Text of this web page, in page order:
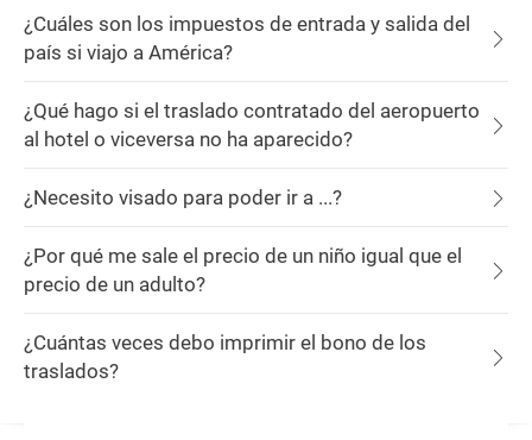
¿Cuáles son los impuestos de entrada y salida del
país si viajo a América?
¿Qué hago si el traslado contratado del aeropuerto
al hotel o viceversa no ha aparecido?
¿Necesito visado para poder ir a ...?
¿Por qué me sale el precio de un niño igual que el
precio de un adulto?
¿Cuántas veces debo imprimir el bono de los
traslados?